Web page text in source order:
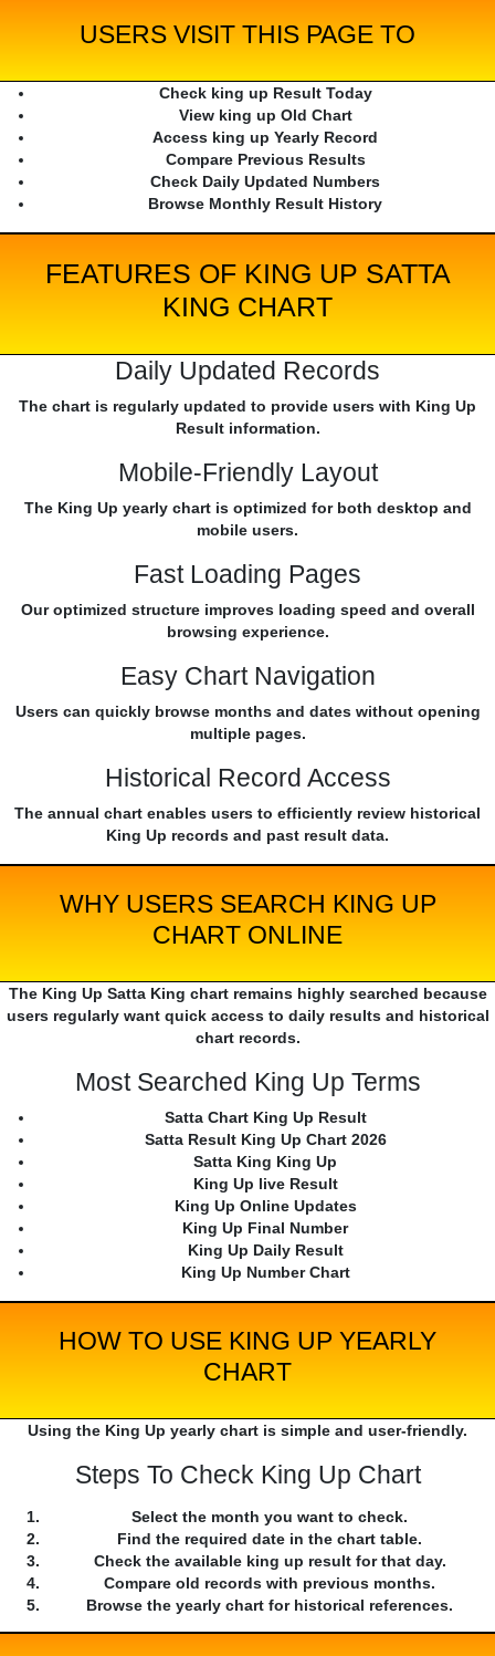
USERS VISIT THIS PAGE TO
Check king up Result Today
View king up Old Chart
Access king up Yearly Record
Compare Previous Results
Check Daily Updated Numbers
Browse Monthly Result History
FEATURES OF KING UP SATTA
KING CHART
Daily Updated Records
The chart is regularly updated to provide users with King Up
Result information.
Mobile-Friendly Layout
The King Up yearly chart is optimized for both desktop and
mobile users.
Fast Loading Pages
Our optimized structure improves loading speed and overall
browsing experience.
Easy Chart Navigation
Users can quickly browse months and dates without opening
multiple pages.
Historical Record Access
The annual chart enables users to efficiently review historical
King Up records and past result data.
WHY USERS SEARCH KING UP
CHART ONLINE
The King Up Satta King chart remains highly searched because
users regularly want quick access to daily results and historical
chart records.
Most Searched King Up Terms
Satta Chart King Up Result
Satta Result King Up Chart 2026
Satta King King Up
King Up live Result
King Up Online Updates
King Up Final Number
King Up Daily Result
King Up Number Chart
HOW TO USE KING UP YEARLY
CHART
Using the King Up yearly chart is simple and user-friendly.
Steps To Check King Up Chart
Select the month you want to check.
Find the required date in the chart table.
Check the available king up result for that day.
Compare old records with previous months.
Browse the yearly chart for historical references.